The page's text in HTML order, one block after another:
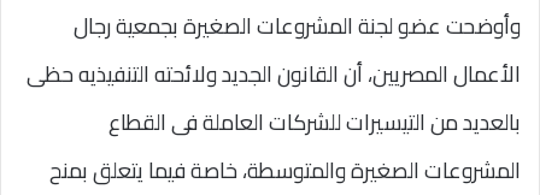
وأوضحت عضو لجنة المشروعات الصغيرة بجمعية رجال
الأعمال المصريين، أن القانون الجديد ولائحته التنفيذيه حظى
بالعديد من التيسيرات للشركات العاملة فى القطاع
المشروعات الصغيرة والمتوسطة، خاصة فيما يتعلق بمنح